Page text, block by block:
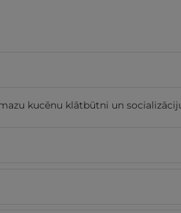
kucēnu klātbūtni un